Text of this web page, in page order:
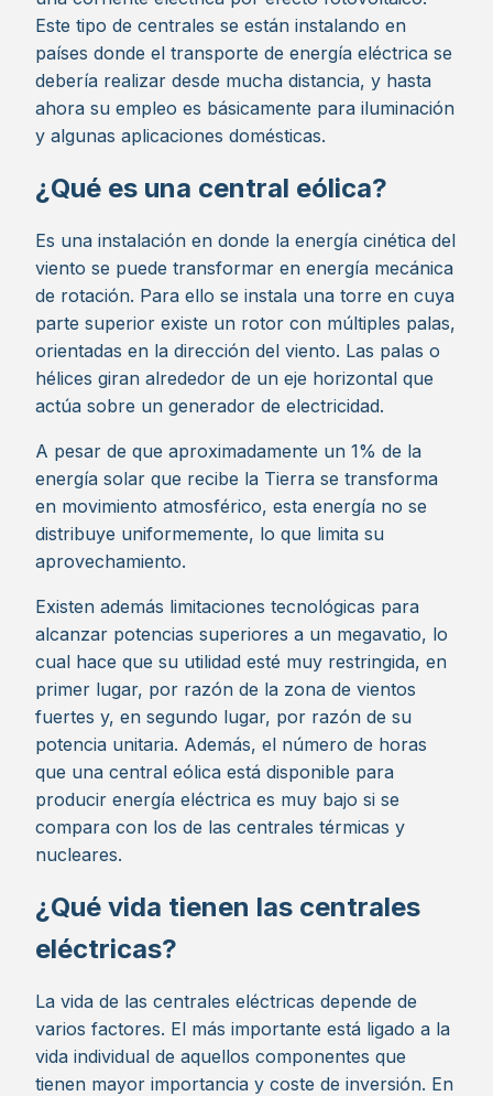
Este tipo de centrales se están instalando en
países donde el transporte de energía eléctrica se
debería realizar desde mucha distancia, y hasta
ahora su empleo es básicamente para iluminación
y algunas aplicaciones domésticas.
¿Qué es una central eólica?
Es una instalación en donde la energía cinética del
viento se puede transformar en energía mecánica
de rotación. Para ello se instala una torre en cuya
parte superior existe un rotor con múltiples palas,
orientadas en la dirección del viento. Las palas o
hélices giran alrededor de un eje horizontal que
actúa sobre un generador de electricidad.
A pesar de que aproximadamente un 1% de la
energía solar que recibe la Tierra se transforma
en movimiento atmosférico, esta energía no se
distribuye uniformemente, lo que limita su
aprovechamiento.
Existen además limitaciones tecnológicas para
alcanzar potencias superiores a un megavatio, lo
cual hace que su utilidad esté muy restringida, en
primer lugar, por razón de la zona de vientos
fuertes y, en segundo lugar, por razón de su
potencia unitaria. Además, el número de horas
que una central eólica está disponible para
producir energía eléctrica es muy bajo si se
compara con los de las centrales térmicas y
nucleares.
¿Qué vida tienen las centrales
eléctricas?
La vida de las centrales eléctricas depende de
varios factores. El más importante está ligado a la
vida individual de aquellos componentes que
tienen mayor importancia y coste de inversión. En